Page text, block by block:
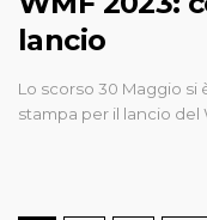
lancio
Lo scorso 30 Maggio
stampa per il lancio del